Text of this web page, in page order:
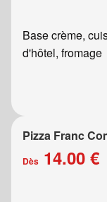
Base crème,
d'hôtel, fromage
Pizza Franc
Dès 14.00 €